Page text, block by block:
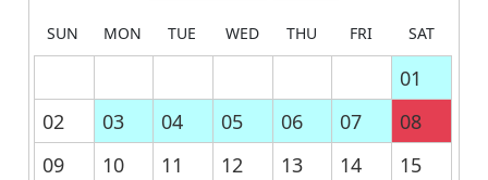
SUN MON TUE WED THU FRI SAT
01
02
03 04 05 06 07
08
09
10 11 12 13 14
15